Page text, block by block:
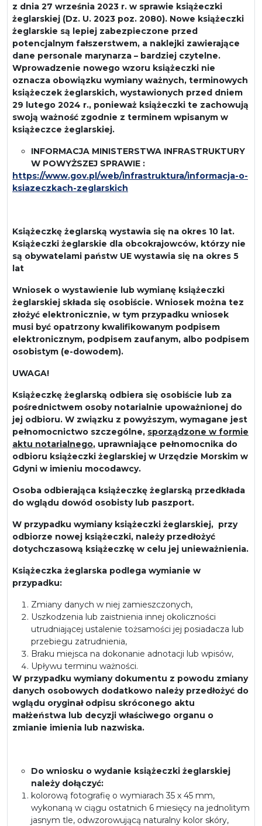
z dnia 27 września 2023 r. w sprawie książeczki
żeglarskiej (Dz. U. 2023 poz. 2080). Nowe książeczki
żeglarskie są lepiej zabezpieczone przed
potencjalnym fałszerstwem, a naklejki zawierające
dane personale marynarza – bardziej czytelne.
Wprowadzenie nowego wzoru książeczki nie
oznacza obowiązku wymiany ważnych, terminowych
książeczek żeglarskich, wystawionych przed dniem
29 lutego 2024 r., ponieważ książeczki te zachowują
swoją ważność zgodnie z terminem wpisanym w
książeczce żeglarskiej.
INFORMACJA MINISTERSTWA INFRASTRUKTURY
W POWYŻSZEJ SPRAWIE :
https://www.gov.pl/web/infrastruktura/informacja-o-
ksiazeczkach-zeglarskich
Książeczkę żeglarską wystawia się na okres 10 lat.
Książeczki żeglarskie dla obcokrajowców, którzy nie
są obywatelami państw UE wystawia się na okres 5
lat
Wniosek o wystawienie lub wymianę książeczki
żeglarskiej składa się osobiście. Wniosek można tez
złożyć elektronicznie, w tym przypadku wniosek
musi być opatrzony kwalifikowanym podpisem
elektronicznym, podpisem zaufanym, albo podpisem
osobistym (e-dowodem).
UWAGA!
Książeczkę żeglarską odbiera się osobiście lub za
pośrednictwem osoby notarialnie upoważnionej do
jej odbioru. W związku z powyższym, wymagane jest
pełnomocnictwo szczególne, sporządzone w formie
aktu notarialnego, uprawniające pełnomocnika do
odbioru książeczki żeglarskiej w Urzędzie Morskim w
Gdyni w imieniu mocodawcy.
Osoba odbierająca książeczkę żeglarską przedkłada
do wglądu dowód osobisty lub paszport.
W przypadku wymiany książeczki żeglarskiej, przy
odbiorze nowej książeczki, należy przedłożyć
dotychczasową książeczkę w celu jej unieważnienia.
Książeczka żeglarska podlega wymianie w
przypadku:
Zmiany danych w niej zamieszczonych,
Uszkodzenia lub zaistnienia innej okoliczności
utrudniającej ustalenie tożsamości jej posiadacza lub
przebiegu zatrudnienia,
Braku miejsca na dokonanie adnotacji lub wpisów,
Upływu terminu ważności.
W przypadku wymiany dokumentu z powodu zmiany
danych osobowych dodatkowo należy przedłożyć do
wglądu oryginał odpisu skróconego aktu
małżeństwa lub decyzji właściwego organu o
zmianie imienia lub nazwiska.
Do wniosku o wydanie książeczki żeglarskiej
należy dołączyć:
kolorową fotografię o wymiarach 35 x 45 mm,
wykonaną w ciągu ostatnich 6 miesięcy na jednolitym
jasnym tle, odwzorowującą naturalny kolor skóry,